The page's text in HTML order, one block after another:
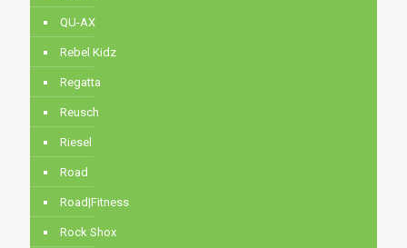
QU-AX
Rebel Kidz
Regatta
Reusch
Riesel
Road
Road|Fitness
Rock Shox